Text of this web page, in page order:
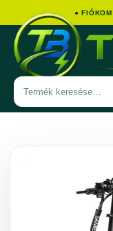
● FIÓKOM
Termék
keresése